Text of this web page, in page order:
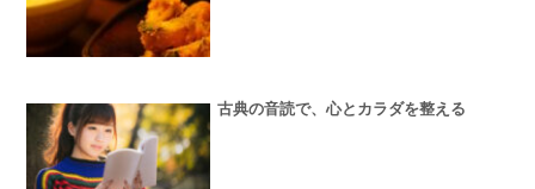
古典の音読で、心とカラダを整える